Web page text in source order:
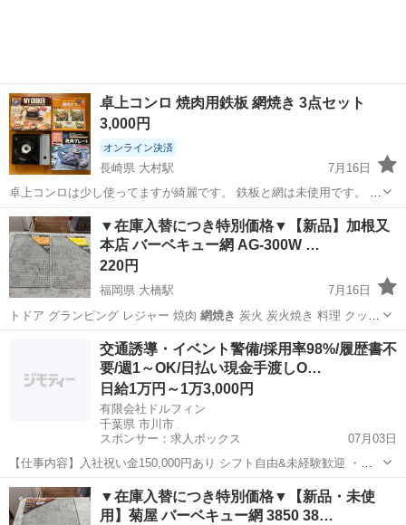
卓上コンロ 焼肉用鉄板 網焼き 3点セット
3,000円
オンライン決済
長崎県 大村駅
7月16日
卓上コンロは少し使ってますが綺麗です。 鉄板と網は未使用です。 古
い物ですがまだまだご利用いただけます！ よろしくお願いします。
長崎 大村市 大村駅 調理器具
▼在庫入替につき特別価格▼【新品】加根又
本店 バーベキュー網 AG-300W …
220円
福岡県 大橋駅
7月16日
トドア グランピング レジャー 焼肉 網焼き 炭火 炭火焼き 料理 クッキ
ング 消…
大橋駅 その他 仮予約
交通誘導・イベント警備/採用率98%/履歴書不
要/週1～OK/日払い現金手渡しO…
日給1万円～1万3,000円
有限会社ドルフィン
千葉県 市川市
スポンサー：求人ボックス
07月03日
【仕事内容】入社祝い金150,000円あり シフト自由&未経験歓迎
・直
行直帰OK ・一部車・自転車・バイク通勤OK ・週1～OK ・日払い・
週払いOK、現金手渡しも可能です! <仕事内容> 建築・土木工事現場
で...
アルバイト・パート
▼在庫入替につき特別価格▼【新品・未使
用】菊屋 バーベキュー網 3850 38…